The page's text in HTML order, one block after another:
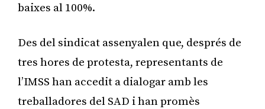
baixes al 100%.
Des del sindicat assenyalen que, després de
tres hores de protesta, representants de
l’IMSS han accedit a dialogar amb les
treballadores del SAD i han promès